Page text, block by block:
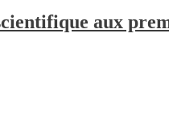
aux